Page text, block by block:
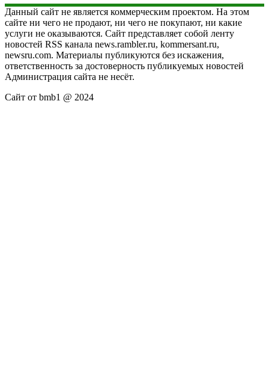
Данный сайт не является коммерческим проектом. На этом
сайте ни чего не продают, ни чего не покупают, ни какие
услуги не оказываются. Сайт представляет собой ленту
новостей RSS канала news.rambler.ru, kommersant.ru,
newsru.com. Материалы публикуются без искажения,
ответственность за достоверность публикуемых новостей
Администрация сайта не несёт.
Сайт от bmb1 @ 2024